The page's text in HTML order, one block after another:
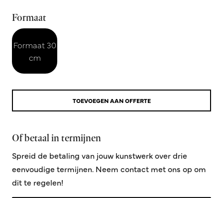
Formaat
Formaat 30
cm
TOEVOEGEN AAN OFFERTE
Of betaal in termijnen
Spreid de betaling van jouw kunstwerk over drie
eenvoudige termijnen. Neem contact met ons op om
dit te regelen!